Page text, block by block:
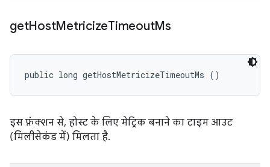
getHostMetricizeTimeoutMs
public long getHostMetricizeTimeoutMs ()
इस फ़ंक्शन से, होस्ट के लिए मेट्रिक बनाने का टाइम आउट
(मिलीसेकंड में) मिलता है.